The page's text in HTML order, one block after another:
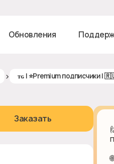
Обновления
> ᴛɢ | ⭐️Premium подписчики |
Заказать